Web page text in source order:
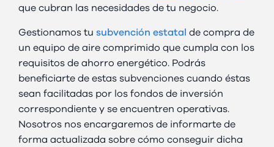
que cubran las necesidades de tu negocio.
Gestionamos tu subvención estatal de compra de
un equipo de aire comprimido que cumpla con los
requisitos de ahorro energético. Podrás
beneficiarte de estas subvenciones cuando éstas
sean facilitadas por los fondos de inversión
correspondiente y se encuentren operativas.
Nosotros nos encargaremos de informarte de
forma actualizada sobre cómo conseguir dicha